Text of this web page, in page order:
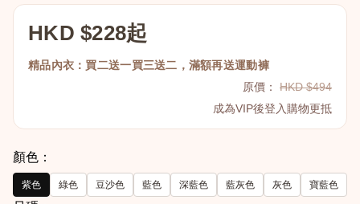
HKD $228起
精品內衣：買二送一買三送二，滿額再送運動褲
原價：
HKD $494
成為VIP後登入購物更抵
顏色：
紫色 綠色 豆沙色 藍色 深藍色 藍灰色 灰色 寶藍色